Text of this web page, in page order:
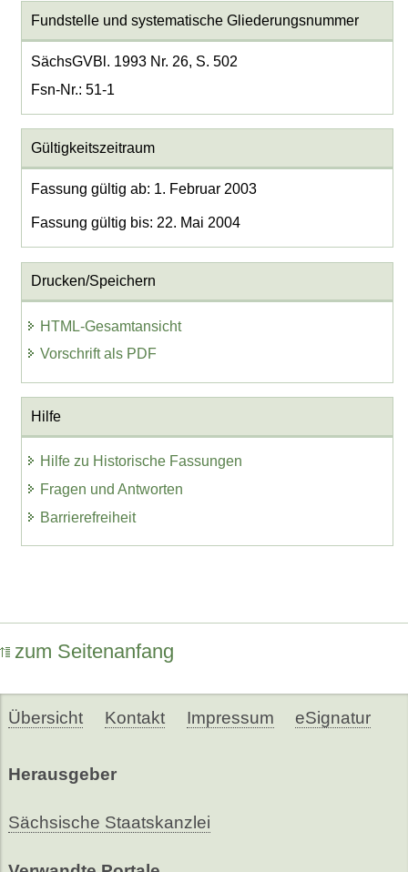
Fundstelle und systematische Gliederungsnummer
SächsGVBl. 1993 Nr. 26, S. 502
Fsn-Nr.: 51-1
Gültigkeitszeitraum
Fassung gültig ab: 1. Februar 2003
Fassung gültig bis: 22. Mai 2004
Drucken/Speichern
HTML-Gesamtansicht
Vorschrift als PDF
Hilfe
Hilfe zu Historische Fassungen
Fragen und Antworten
Barrierefreiheit
zum Seitenanfang
Übersicht Kontakt Impressum eSignatur
Herausgeber
Sächsische Staatskanzlei